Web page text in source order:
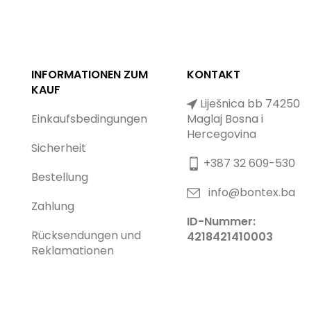
INFORMATIONEN ZUM
KAUF
Einkaufsbedingungen
Sicherheit
Bestellung
Zahlung
Rücksendungen und
Reklamationen
KONTAKT
Liješnica bb 74250
Maglaj Bosna i
Hercegovina
+387 32 609-530
info@bontex.ba
ID-Nummer:
4218421410003